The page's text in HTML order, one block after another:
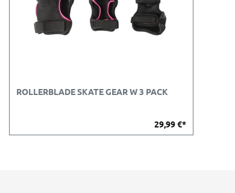
ROLLERBLADE SKATE GEAR W 3 PACK
29,99 €*